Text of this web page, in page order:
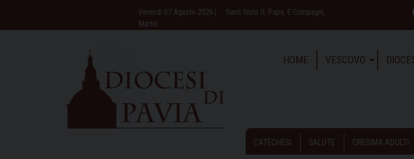
content
Venerdì 07 Agosto 2026
Santi Sisto II, Papa, E Compagni,
Martiri
HOME VESCOVO
CATECHESI SALUTE CRESIMA ADULTI